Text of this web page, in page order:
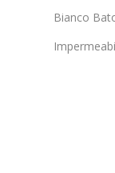
Bianco